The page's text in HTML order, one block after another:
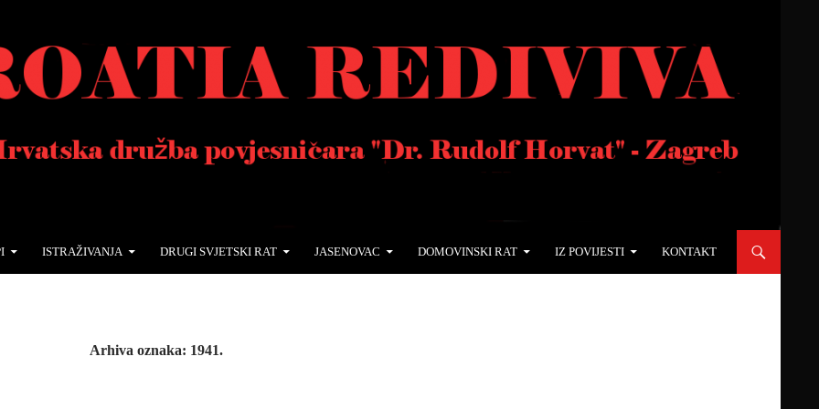
ISTRAŽIVANJA DRUGI SVJETSKI RAT JASENOVAC DOMOVINSKI RAT IZ POVIJESTI KONTAKT
Arhiva oznaka: 1941.